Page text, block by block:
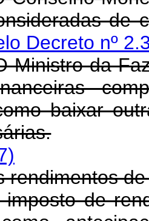
de
Decreto nº
Ministro da
baixar
rendimentos
imposto de